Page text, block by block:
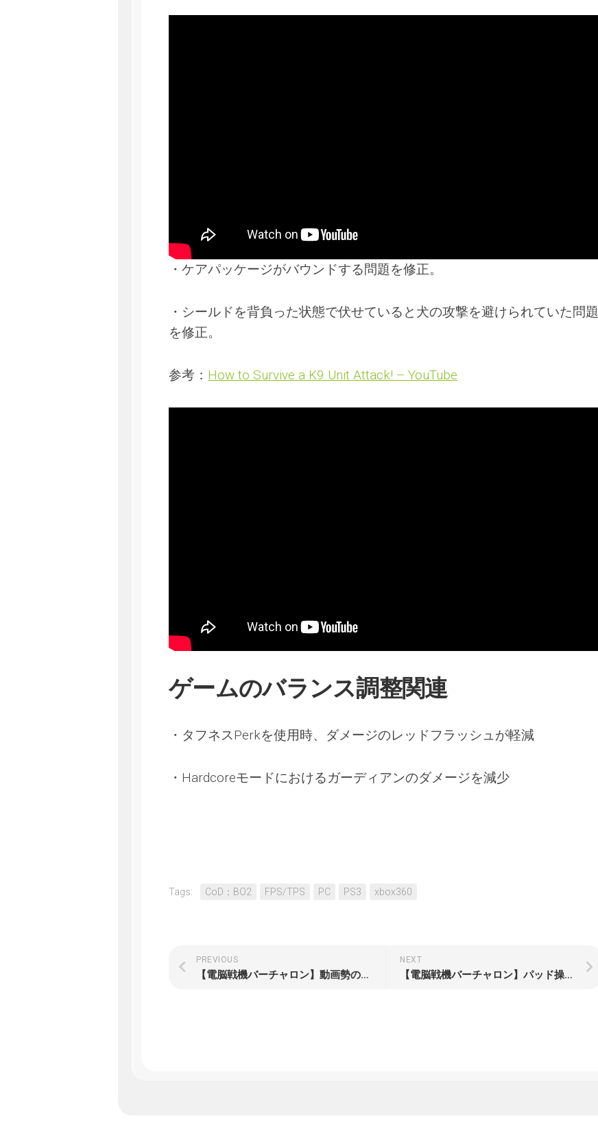
・ケアパッケージがバウンドする問題を修正。
・シールドを背負った状態で伏せていると犬の攻撃を避けられていた問題
を修正。
参考： How to Survive a K9 Unit Attack! – YouTube
ゲームのバランス調整関連
・タフネスPerkを使用時、ダメージのレッドフラッシュが軽減
・Hardcoreモードにおけるガーディアンのダメージを減少
Tags: CoD：BO2 FPS/TPS PC PS3 xbox360
NEXT
【電脳戦機バーチャロン】パッド操作のススメ デバイスの差が決定的な差ではない！
PREVIOUS
【電脳戦機バーチャロン】動画勢のための配信観戦するときの見どころなど